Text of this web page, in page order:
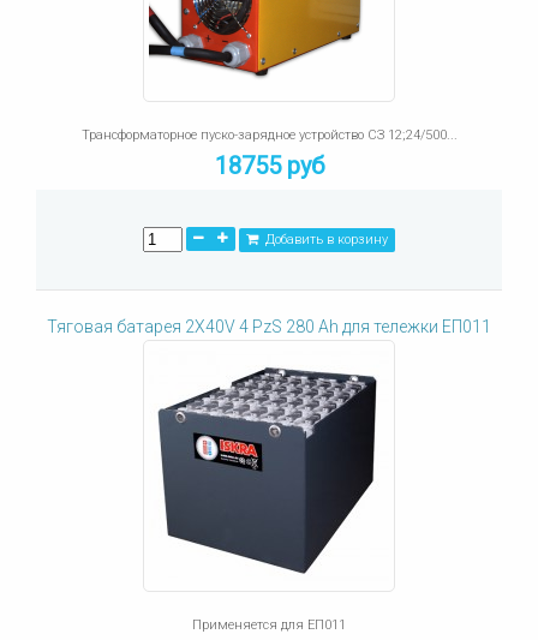
Трансформаторное пуско-зарядное устройство СЗ 12;24/500...
18755 руб
Добавить в корзину
Тяговая батарея 2X40V 4 PzS 280 Ah для тележки ЕП011
Применяется для ЕП011